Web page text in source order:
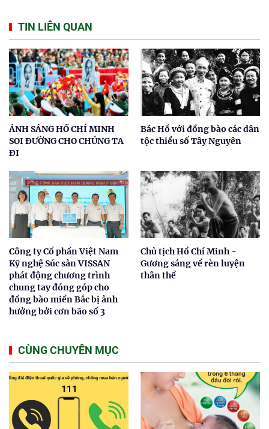
TIN LIÊN QUAN
ÁNH SÁNG HỒ CHÍ MINH
SOI ĐƯỜNG CHO CHÚNG TA
ĐI
Bác Hồ với đồng bào các dân
tộc thiểu số Tây Nguyên
Công ty Cổ phần Việt Nam
Kỹ nghệ Súc sản VISSAN
phát động chương trình
chung tay đóng góp cho
đồng bào miền Bắc bị ảnh
hưởng bởi cơn bão số 3
Chủ tịch Hồ Chí Minh -
Gương sáng về rèn luyện
thân thể
CÙNG CHUYÊN MỤC